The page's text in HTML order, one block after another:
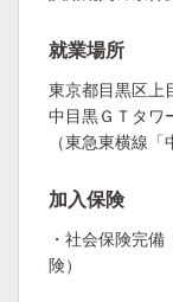
就業場所
東京都目黒区上
中目黒ＧＴタワ
（東急東横線「
加入保険
・社会保険完
険）